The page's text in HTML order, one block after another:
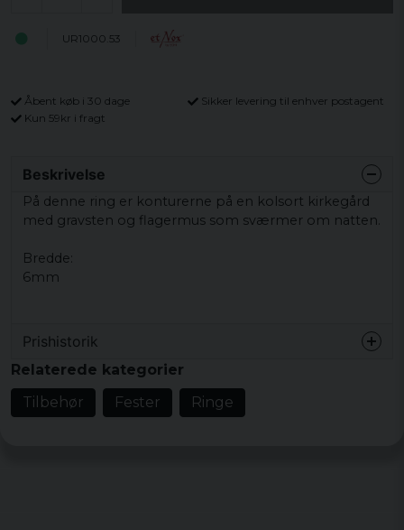
UR1000.53
Åbent køb i 30 dage
Sikker levering til enhver postagent
Kun 59kr i fragt
Beskrivelse
På denne ring er konturerne på en kolsort kirkegård
med gravsten og flagermus som sværmer om natten.
Bredde:
6mm
Prishistorik
Relaterede kategorier
Tilbehør
Fester Ringe